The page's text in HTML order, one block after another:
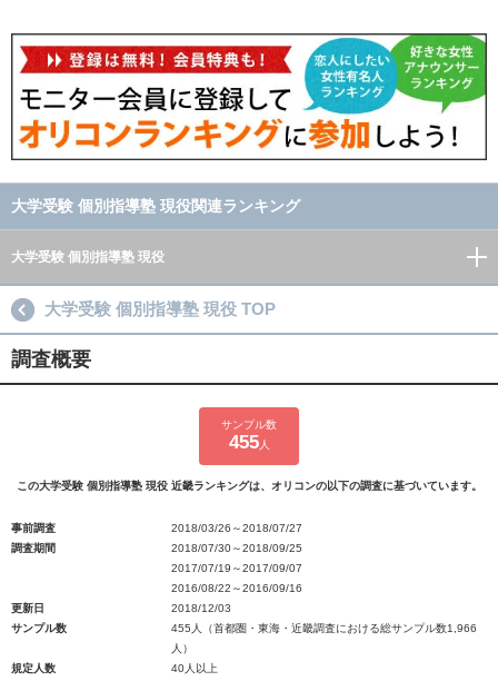
大学受験 個別指導塾 現役関連ランキング
大学受験 個別指導塾 現役
大学受験 個別指導塾 現役 TOP
調査概要
サンプル数
455人
この大学受験 個別指導塾 現役 近畿ランキングは、オリコンの以下の調査に基づいています。
事前調査
2018/03/26～2018/07/27
調査期間
2018/07/30～2018/09/25
2017/07/19～2017/09/07
2016/08/22～2016/09/16
更新日
2018/12/03
サンプル数
455人（首都圏・東海・近畿調査における総サンプル数1,966
人）
規定人数
40人以上